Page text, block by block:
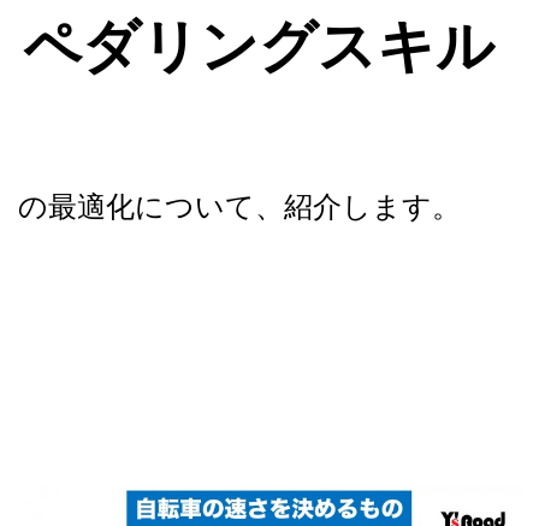
ペダリングスキル
の最適化について、紹介します。